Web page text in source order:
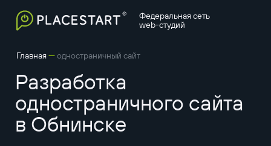
Федеральная сеть
web-студий
Главная—одностраничный сайт
Разработка
одностраничного сайта
в Обнинске